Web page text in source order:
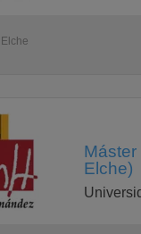
Elche)